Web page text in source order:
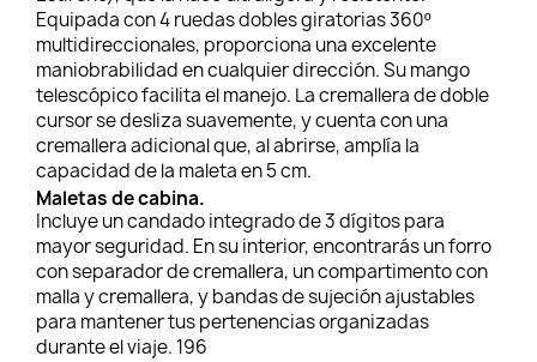
Equipada con 4 ruedas dobles giratorias 360º
multidireccionales, proporciona una excelente
maniobrabilidad en cualquier dirección. Su mango
telescópico facilita el manejo. La cremallera de doble
cursor se desliza suavemente, y cuenta con una
cremallera adicional que, al abrirse, amplía la
capacidad de la maleta en 5 cm.
Maletas de cabina.
Incluye un candado integrado de 3 dígitos para
mayor seguridad. En su interior, encontrarás un forro
con separador de cremallera, un compartimento con
malla y cremallera, y bandas de sujeción ajustables
para mantener tus pertenencias organizadas
durante el viaje. 196